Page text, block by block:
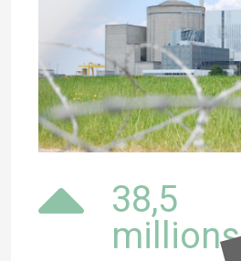
38,5
millions